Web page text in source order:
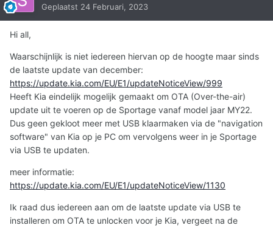
Geplaatst 24 Februari, 2023
Hi all,
Waarschijnlijk is niet iedereen hiervan op de hoogte maar sinds
de laatste update van december:
https://update.kia.com/EU/E1/updateNoticeView/999
Heeft Kia eindelijk mogelijk gemaakt om OTA (Over-the-air)
update uit te voeren op de Sportage vanaf model jaar MY22.
Dus geen gekloot meer met USB klaarmaken via de "navigation
software" van Kia op je PC om vervolgens weer in je Sportage
via USB te updaten.
meer informatie:
https://update.kia.com/EU/E1/updateNoticeView/1130
Ik raad dus iedereen aan om de laatste update via USB te
installeren om OTA te unlocken voor je Kia, vergeet na de